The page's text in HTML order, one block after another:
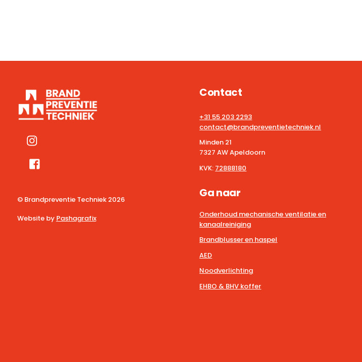
© Brandpreventie Techniek 2026
Website by Pashagrafix
Contact
+31 55 203 2293
contact@brandpreventietechniek.nl
Minden 21
7327 AW Apeldoorn
KVK: 72888180
Ga naar
Onderhoud mechanische ventilatie en
kanaalreiniging
Brandblusser en haspel
AED
Noodverlichting
EHBO & BHV koffer